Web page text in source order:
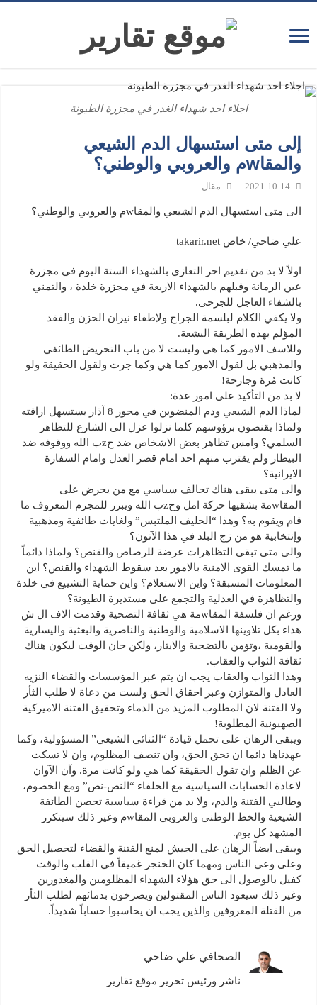
اجلاء احد شهداء الغدر في مجزرة الطيونة
إلى متى استسهال الدم الشيعي
والمقاwم والعروبي والوطني؟
2021-10-14 مقال
الى متى استسهال الدم الشيعي والمقاwم والعروبي والوطني؟
علي ضاحي/ خاص takarir.net
اولاً لا بد من تقديم احر التعازي بالشهداء الستة اليوم في مجزرة
عين الرمانة وقبلهم بالشهداء الاربعة في مجزرة خلدة ، والتمني
بالشفاء العاجل للجرحى.
ولا يكفي الكلام لبلسمة الجراح ولإطفاء نيران الحزن والفقد
المؤلم بهذه الطريقة البشعة.
وللاسف الامور كما هي وليست لا من باب التحريض الطائفي
والمذهبي بل لقول الامور كما هي وكما جرت ولقول الحقيقة ولو
كانت مُرة وجارحة!
لا بد من التأكيد على امور عدة:
لماذا الدم الشيعي ودم المنضوين في محور 8 آذار يستسهل اراقته
ولماذا يقنصون برؤوسهم كلما نزلوا عزل الى الشارع للتظاهر
السلمي؟ وامس تظاهر بعض الاشخاص ضد حzب الله ووقوفه ضد
البيطار ولم يقترب منهم احد امام قصر العدل وامام السفارة
الايرانية؟
والى متى يبقى هناك تحالف سياسي مع من يحرض على
المقاwمة بشقيها حركة امل وحzب الله ويبرر للمجرم المعروف ما
قام ويقوم به؟ وهذا “الحليف الملتبس” ولغايات طائفية ومذهبية
وإنتخابية هو من زج البلد في هذا الآتون؟
والى متى تبقى التظاهرات عرضة للرصاص والقنص؟ ولماذا دائماً
ما تمسك القوى الامنية بالامور بعد سقوط الشهداء والقنص؟ اين
المعلومات المسبقة؟ واين الاستعلام؟ واين حماية التشييع في خلدة
والتظاهرة في العدلية والتجمع على مستديرة الطيونة؟
ورغم ان فلسفة المقاwمة هي ثقافة التضحية وقدمت الاف ال ش
هداء بكل تلاوينها الاسلامية والوطنية والناصرية والبعثية واليسارية
والقومية ،وتؤمن بالتضحية والايثار، ولكن حان الوقت ليكون هناك
ثقافة الثواب والعقاب.
وهذا الثواب والعقاب يجب ان يتم عبر المؤسسات والقضاء النزيه
العادل والمتوازن وعبر احقاق الحق ولست من دعاة لا طلب الثأر
ولا الفتنة لان المطلوب المزيد من الدماء وتحقيق الفتنة الاميركية
الصهيونية المطلوبة!
ويبقى الرهان على تحمل قيادة “الثنائي الشيعي” المسؤولية، وكما
عهدناها دائما ان تحق الحق، وان تنصف المظلوم، وان لا تسكت
عن الظلم وان تقول الحقيقة كما هي ولو كانت مرة. وآن الآوان
لاعادة الحسابات السياسية مع الحلفاء “النص-نص” ومع الخصوم،
وطالبي الفتنة والدم، ولا بد من قراءة سياسية تحصن الطائفة
الشيعية والخط الوطني والعروبي المقاwم وغير ذلك سيتكرر
المشهد كل يوم.
ويبقى ايضاً الرهان على الجيش لمنع الفتنة والقضاء لتحصيل الحق
وعلى وعي الناس ومهما كان الخنجر غميقاً في القلب والوقت
كفيل بالوصول الى حق هؤلاء الشهداء المظلومين والمغدورين
وغير ذلك سيعود الناس المقتولين ويصرخون بدمائهم لطلب الثأر
من القتلة المعروفين والذين يجب ان يحاسبوا حساباً شديداً.
الصحافي علي ضاحي
ناشر ورئيس تحرير موقع تقارير